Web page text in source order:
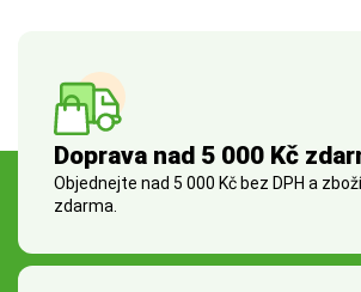
Doprava nad 5 000 Kč
Objednejte nad 5 000 Kč bez DPH a
zdarma.